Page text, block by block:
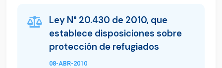
Ley N° 20.430 de 2010, que
establece disposiciones sobre
protección de refugiados
08-ABR-2010